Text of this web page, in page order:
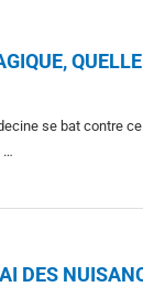
se bat contre
…
DES